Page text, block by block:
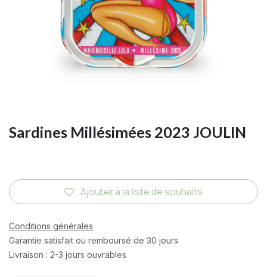
Sardines Millésimées 2023 JOULIN
Ajouter à la liste de souhaits
Conditions générales
Garantie satisfait ou remboursé de 30 jours
Livraison : 2-3 jours ouvrables